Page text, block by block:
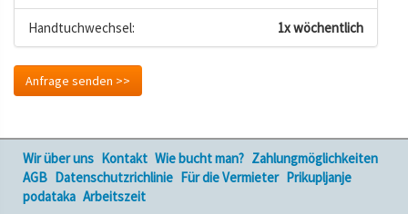
Handtuchwechsel: 1x wöchentlich
Anfrage senden >>
Wir über uns Kontakt Wie bucht man? Zahlungmöglichkeiten
AGB Datenschutzrichlinie Für die Vermieter Prikupljanje
podataka Arbeitszeit